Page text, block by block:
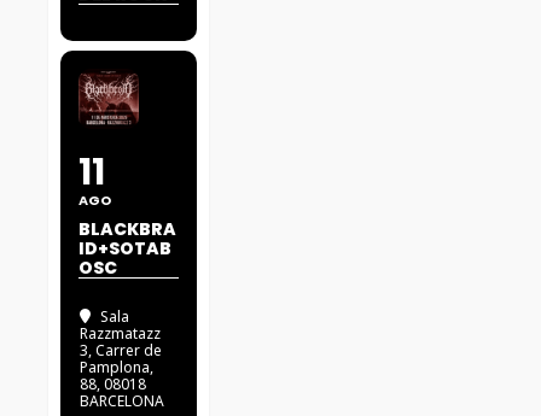
11
AGO
BLACKBRA
ID+SOTAB
OSC
Sala
Razzmatazz
3, Carrer de
Pamplona,
88, 08018
BARCELONA